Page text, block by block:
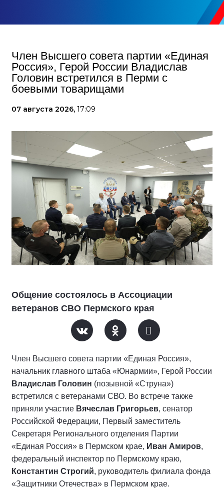
Член Высшего совета партии «Единая
Россия», Герой России Владислав
Головин встретился в Перми с
боевыми товарищами
07 августа 2026, 17:09
Общение состоялось в Ассоциации
ветеранов СВО Пермского края
Член Высшего совета партии «Единая Россия»,
начальник главного штаба «Юнармии», Герой России
Владислав Головин (позывной «Струна»)
встретился с ветеранами СВО. Во встрече также
приняли участие Вячеслав Григорьев, сенатор
Российской Федерации, Первый заместитель
Секретаря Регионального отделения Партии
«Единая Россия» в Пермском крае, Иван Амиров,
федеральный инспектор по Пермскому краю,
Константин Строгий, руководитель филиала фонда
«Защитники Отечества» в Пермском крае.